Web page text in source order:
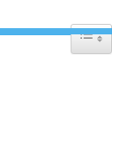
Toggle